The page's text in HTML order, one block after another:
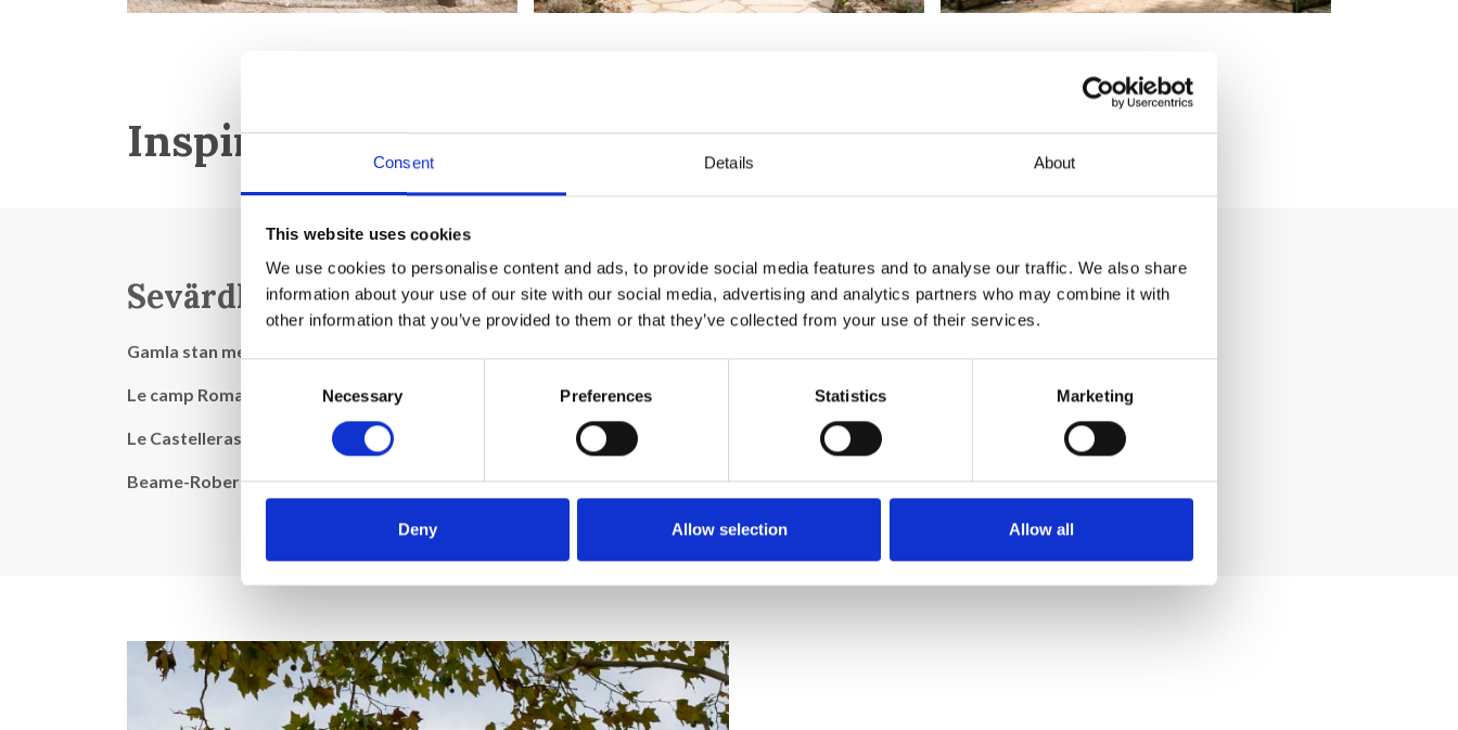
Consent Details About
This website uses cookies
We use cookies to personalise content and ads, to provide social media features and to analyse our traffic. We also share
information about your use of our site with our social media, advertising and analytics partners who may combine it with
other information that you’ve provided to them or that they’ve collected from your use of their services.
Selection
Necessary Preferences Statistics Marketing
Deny Allow selection Allow all
Inspiration för din semester:
Sevärdheter:
Gamla stan med sina torg, gamla tvätthus, kyrka.
Le camp Romain
Le Castelleras
Beame-Roberts grotta